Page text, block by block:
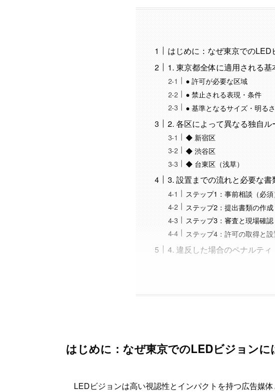
はじめに：なぜ東京での
1. 東京都全体に適用される基
● 許可が必要な区域
● 禁止される表現・条件
● 基準となるサイズ・明るさ
2. 各区によって異なる独自ル
◆ 新宿区
◆ 渋谷区
◆ 台東区（浅草）
3. 設置までの流れと必要な書
ステップ1：事前相談（必須
ステップ2：提出書類の作成
ステップ3：審査と現場確認
ステップ4：許可の取得と
4. 違反した場合のペナルティ
はじめに：なぜ東京でのLEDビジョン
LEDビジョンは高い視認性とインパクトを持つ広告媒